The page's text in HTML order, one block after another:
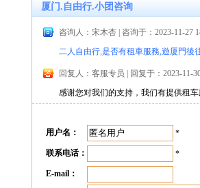
厦门.自由行.小团咨询
咨询人：宋木杏 | 咨询于：2023-11-27
二人自由行,是否有租車服務,遊厦門後
回复人：客服专员 | 回复于：2023-11-
感谢您对我们的支持，我们有提供租
用户名： *
联系电话： *
E-mail：